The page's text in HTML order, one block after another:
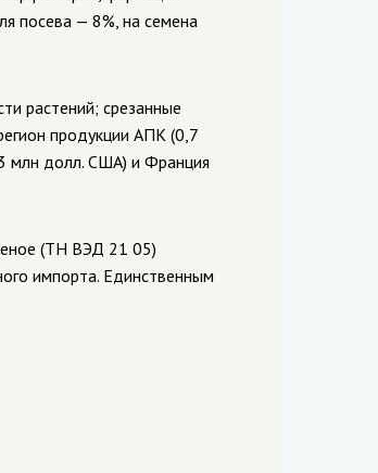
посева — 8%, на семена
растений; срезанные
продукции АПК (0,7
млн долл. США) и Франция
(ТН ВЭД 21 05)
импорта. Единственным